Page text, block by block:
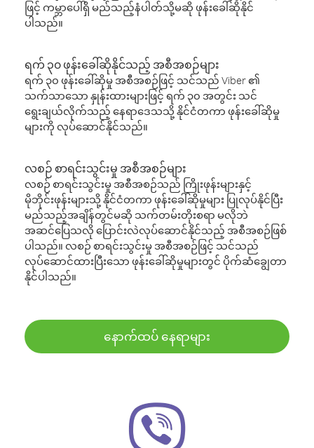
ဖြင့် ကမ္ဘာပေါ်ရှိ မည်သည့်နံပါတ်သို့မဆို ဖုန်းခေါ်ဆိုနိုင်
ပါသည်။
ရက် ၃၀ ဖုန်းခေါ်ဆိုနိုင်သည့် အစီအစဉ်များ
ရက် ၃၀ ဖုန်းခေါ်ဆိုမှု အစီအစဉ်ဖြင့် သင်သည် Viber ၏
သက်သာသော နှုန်းထားများဖြင့် ရက် ၃၀ အတွင်း သင်
ရွေးချယ်လိုက်သည့် နေရာဒေသသို့ နိုင်ငံတကာ ဖုန်းခေါ်ဆိုမှု
များကို လုပ်ဆောင်နိုင်သည်။
လစဉ် စာရင်းသွင်းမှု အစီအစဉ်များ
လစဉ် စာရင်းသွင်းမှု အစီအစဉ်သည် ကြိုးဖုန်းများနှင့်
မိုဘိုင်းဖုန်းများသို့ နိုင်ငံတကာ ဖုန်းခေါ်ဆိုမှုများ ပြုလုပ်နိုင်ပြီး
မည်သည့်အချိန်တွင်မဆို သက်တမ်းတိုးစရာ မလိုဘဲ
အဆင်ပြေသလို ပြောင်းလဲလုပ်ဆောင်နိုင်သည့် အစီအစဉ်ဖြစ်
ပါသည်။ လစဉ် စာရင်းသွင်းမှု အစီအစဉ်ဖြင့် သင်သည်
လုပ်ဆောင်ထားပြီးသော ဖုန်းခေါ်ဆိုမှုများတွင် ပိုက်ဆံချွေတာ
နိုင်ပါသည်။
နောက်ထပ် နေရာများ